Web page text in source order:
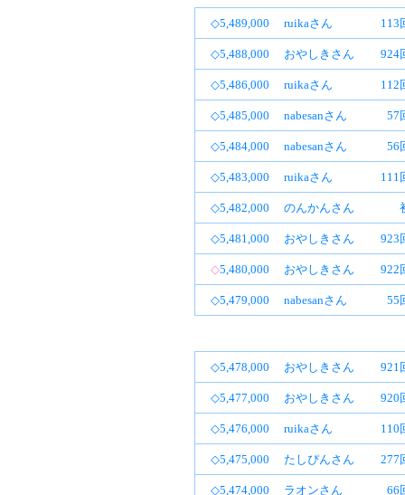
◇5,489,000 ruikaさん 113
◇5,488,000 おやしきさん 924
◇5,486,000 ruikaさん 112
◇5,485,000 nabesanさん 57
◇5,484,000 nabesanさん 56
◇5,483,000 ruikaさん 111
◇5,482,000 のんかんさん
◇5,481,000 おやしきさん 923
◇5,480,000 おやしきさん 922
◇5,479,000 nabesanさん 55
◇5,478,000 おやしきさん 921
◇5,477,000 おやしきさん 920
◇5,476,000 ruikaさん 110
◇5,475,000 たしぴんさん 277
◇5,474,000 ラオンさん 66